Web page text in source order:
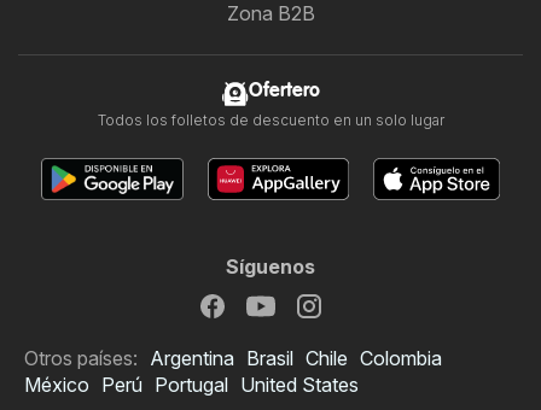
Zona B2B
Ofertero
Todos los folletos de descuento en un solo lugar
Síguenos
Otros países: Argentina Brasil Chile Colombia
México Perú Portugal United States